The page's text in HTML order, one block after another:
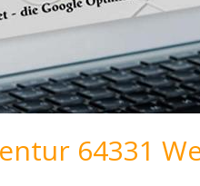
64331